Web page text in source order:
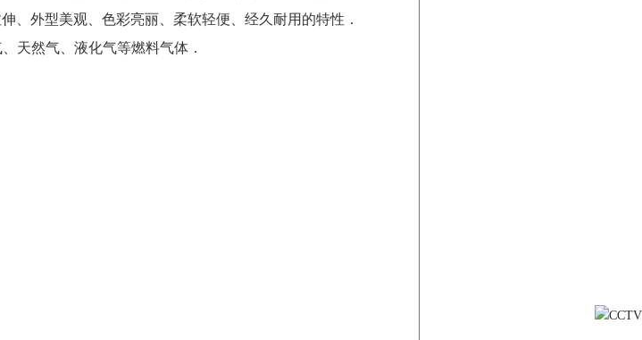
、外型美观、色彩亮丽、柔软轻便、经久耐用的特性．
天然气、液化气等燃料气体．